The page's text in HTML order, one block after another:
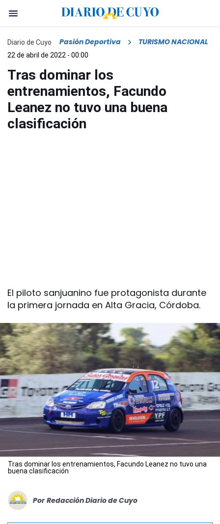
Diario de Cuyo Pasión Deportiva TURISMO NACIONAL
22 de abril de 2022 - 00:00
Tras dominar los
entrenamientos, Facundo
Leanez no tuvo una buena
clasificación
El piloto sanjuanino fue protagonista durante
la primera jornada en Alta Gracia, Córdoba.
Tras dominar los entrenamientos, Facundo Leanez no tuvo una
buena clasificación
Por Redacción Diario de Cuyo